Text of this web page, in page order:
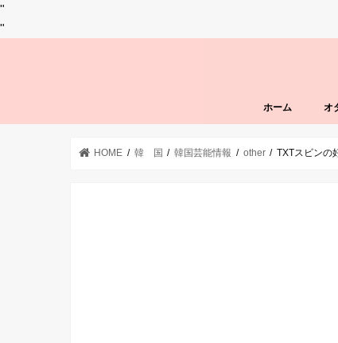
"
"
ホーム オ
HOME 韓 国 韓国芸能情報 other TXTスビン